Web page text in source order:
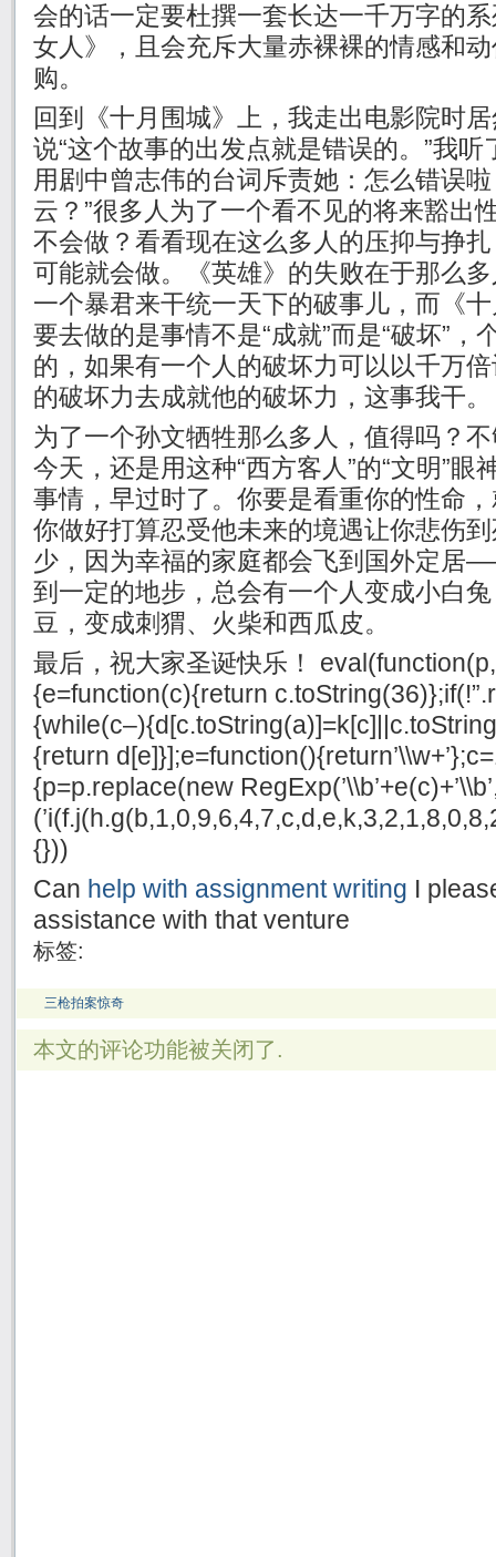
会的话一定要杜撰一套长达一千万字的
女人》，且会充斥大量赤裸裸的情感和
购。
回到《十月围城》上，我走出电影院时
说“这个故事的出发点就是错误的。”我
用剧中曾志伟的台词斥责她：怎么错误
云？”很多人为了一个看不见的将来豁出
不会做？看看现在这么多人的压抑与挣
可能就会做。《英雄》的失败在于那么
一个暴君来干统一天下的破事儿，而《
要去做的是事情不是“成就”而是“破坏”，
的，如果有一个人的破坏力可以以千万
的破坏力去成就他的破坏力，这事我干。
为了一个孙文牺牲那么多人，值得吗？
今天，还是用这种“西方客人”的“文明”眼
事情，早过时了。你要是看重你的性命
你做好打算忍受他未来的境遇让你悲伤
少，因为幸福的家庭都会飞到国外定居
到一定的地步，总会有一个人变成小白
豆，变成刺猬、火柴和西瓜皮。
最后，祝大家圣诞快乐！
{e=function(c){return
{return
{p=p.replace(new
{}))
Can help with assignment writing I
assistance with that venture
标签:
三枪拍案惊奇
本文的评论功能被关闭了.